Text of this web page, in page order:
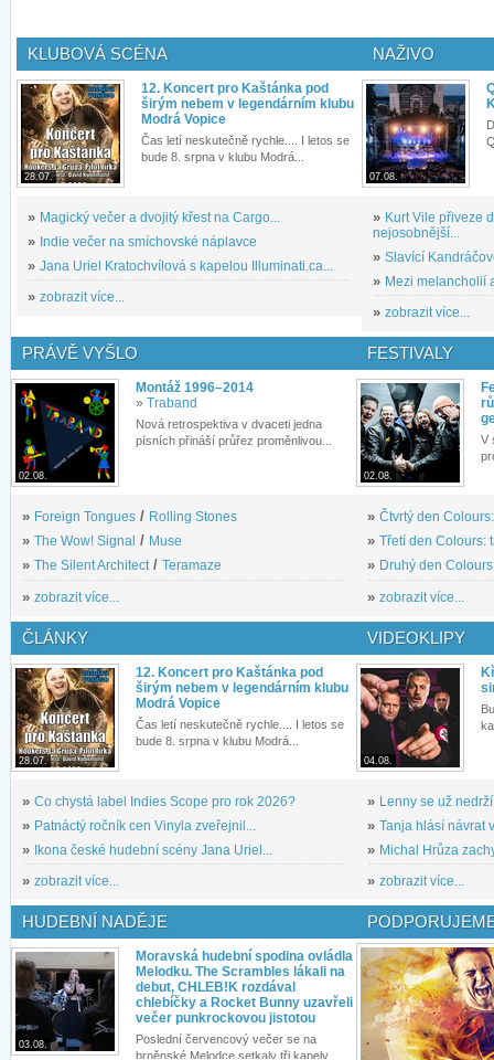
KLUBOVÁ SCÉNA
28.07.
12. Koncert pro Kaštánka pod
širým nebem v legendárním klubu
Modrá Vopice
Čas letí neskutečně rychle.... I letos se
bude 8. srpna v klubu Modrá...
» Magický večer a dvojitý křest na Cargo...
» Indie večer na smíchovské náplavce
» Jana Uriel Kratochvílová s kapelou Illuminati.ca...
» zobrazit více...
NAŽIVO
07.08.
» Kurt Vile přiveze
nejosobnější...
» Slavící
» Mezi melancholií
» zobrazit více...
PRÁVĚ VYŠLO
02.08.
Montáž 1996–2014
» Traband
Nová retrospektiva v dvaceti jedna
písních přináší průřez proměnlivou...
» Foreign Tongues / Rolling Stones
» The Wow! Signal / Muse
» The Silent Architect/ Teramaze
» zobrazit více...
FESTIVALY
02.08.
V
» Čtvrtý den
» Třetí den Colours:
» Druhý den
» zobrazit více...
ČLÁNKY
28.07.
12. Koncert pro Kaštánka pod
širým nebem v legendárním klubu
Modrá Vopice
Čas letí neskutečně rychle.... I letos se
bude 8. srpna v klubu Modrá...
» Co chystá label Indies Scope pro rok 2026?
» Patnáctý ročník cen Vinyla zveřejnil...
» Ikona české hudební scény Jana Uriel...
» zobrazit více...
VIDEOKLIPY
04.08.
» Lenny se už
» Tanja hlásí návrat
» Michal Hrůza
» zobrazit více...
HUDEBNÍ NADĚJE
03.08.
Moravská hudební spodina ovládla
Melodku. The Scrambles lákali na
debut, CHLEB!K rozdával
chlebíčky a Rocket Bunny uzavřeli
večer punkrockovou jistotou
Poslední červencový večer se na
brněnské Melodce setkaly tři kapely...